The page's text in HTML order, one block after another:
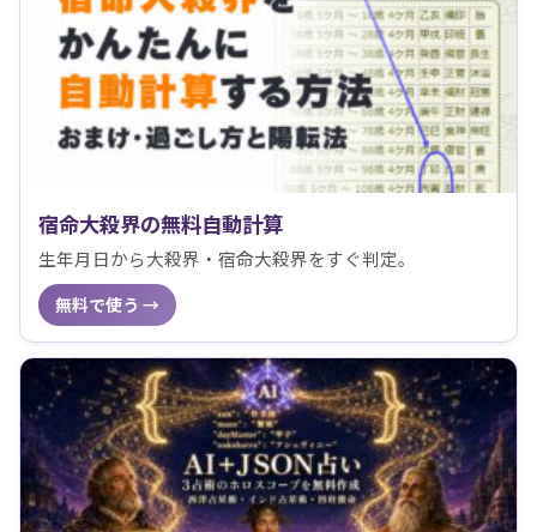
宿命大殺界の無料自動計算
生年月日から大殺界・宿命大殺界をすぐ判定。
無料で使う →